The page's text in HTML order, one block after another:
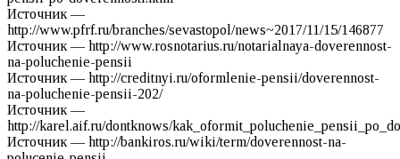
Источник —
http://www.pfrf.ru/branches/sevastopol/news~2017/11/15/146877
Источник — http://www.rosnotarius.ru/notarialnaya-doverennost-
na-poluchenie-pensii
Источник — http://creditnyi.ru/oformlenie-pensii/doverennost-
na-poluchenie-pensii-202/
Источник —
http://karel.aif.ru/dontknows/
Источник — http://bankiros.ru/wiki/term/doverennost-na-